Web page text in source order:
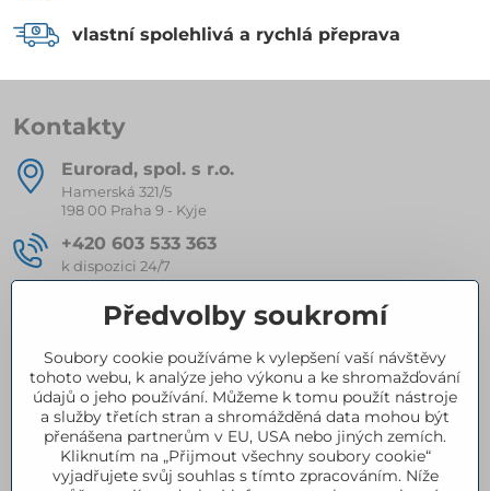
vlastní spolehlivá a rychlá přeprava
Kontakty
Eurorad, spol​. s r​.o​.
Hamerská 321/5
198 00 Praha 9 - Kyje
+420 603 533 363
k dispozici 24/7
eurorad​@seznam​.cz
Kompletní nabídka produktů
Certifikace
Předvolby soukromí
Soubory cookie používáme k vylepšení vaší návštěvy
tohoto webu, k analýze jeho výkonu a ke shromažďování
údajů o jeho používání. Můžeme k tomu použít nástroje
a služby třetích stran a shromážděná data mohou být
přenášena partnerům v EU, USA nebo jiných zemích.
Kliknutím na „Přijmout všechny soubory cookie“
vyjadřujete svůj souhlas s tímto zpracováním. Níže